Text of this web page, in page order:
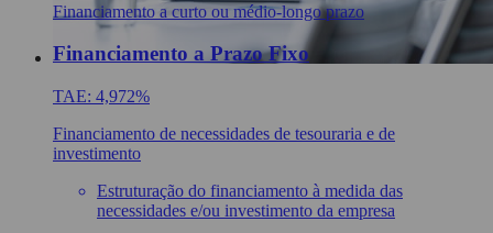
Financiamento a curto ou médio-longo prazo
Financiamento a Prazo Fixo
TAE: 4,972%
Financiamento de necessidades de tesouraria e de
investimento
Estruturação do financiamento à medida das
necessidades e/ou investimento da empresa